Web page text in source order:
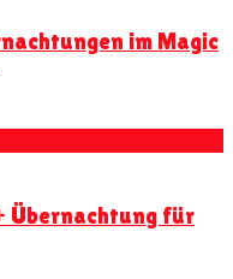
im Magic
Übernachtung für